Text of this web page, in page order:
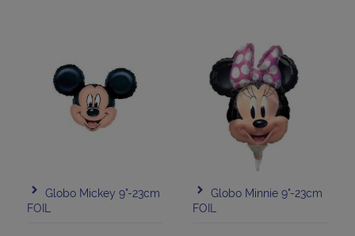
Globo Mickey 9"-23cm
FOIL
Globo Minnie 9"-23cm
FOIL